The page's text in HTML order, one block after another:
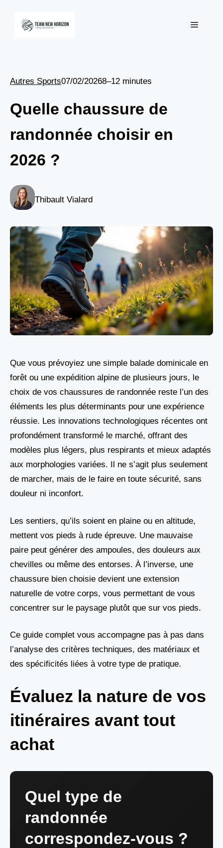
Menu
Autres Sports07/02/20268–12 minutes
Quelle chaussure de
randonnée choisir en
2026 ?
Thibault Vialard
Que vous prévoyiez une simple balade dominicale en
forêt ou une expédition alpine de plusieurs jours, le
choix de vos chaussures de randonnée reste l’un des
éléments les plus déterminants pour une expérience
réussie. Les innovations technologiques récentes ont
profondément transformé le marché, offrant des
modèles plus légers, plus respirants et mieux adaptés
aux morphologies variées. Il ne s’agit plus seulement
de marcher, mais de le faire en toute sécurité, sans
douleur ni inconfort.
Les sentiers, qu’ils soient en plaine ou en altitude,
mettent vos pieds à rude épreuve. Une mauvaise
paire peut générer des ampoules, des douleurs aux
chevilles ou même des entorses. À l’inverse, une
chaussure bien choisie devient une extension
naturelle de votre corps, vous permettant de vous
concentrer sur le paysage plutôt que sur vos pieds.
Ce guide complet vous accompagne pas à pas dans
l’analyse des critères techniques, des matériaux et
des spécificités liées à votre type de pratique.
Évaluez la nature de vos
itinéraires avant tout
achat
Quel type de
randonnée
correspondez-vous ?